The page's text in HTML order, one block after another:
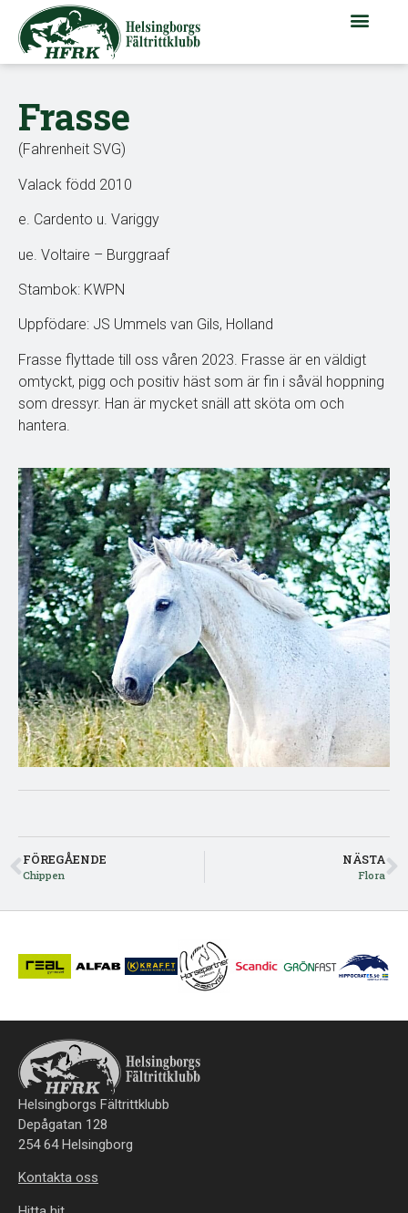
Frasse
(Fahrenheit SVG)
Valack född 2010
e. Cardento u. Variggy
ue. Voltaire – Burggraaf
Stambok: KWPN
Uppfödare: JS Ummels van Gils, Holland
Frasse flyttade till oss våren 2023. Frasse är en väldigt
omtyckt, pigg och positiv häst som är fin i såväl hoppning
som dressyr. Han är mycket snäll att sköta om och
hantera.
FÖREGÅENDE
Chippen
NÄSTA
Flora
Helsingborgs Fältrittklubb
Depågatan 128
254 64 Helsingborg
Kontakta oss